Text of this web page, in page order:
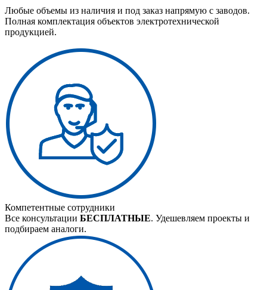
Любые объемы из наличия и под заказ напрямую с заводов.
Полная комплектация объектов электротехнической
продукцией.
Компетентные сотрудники
Все консультации БЕСПЛАТНЫЕ. Удешевляем проекты и
подбираем аналоги.